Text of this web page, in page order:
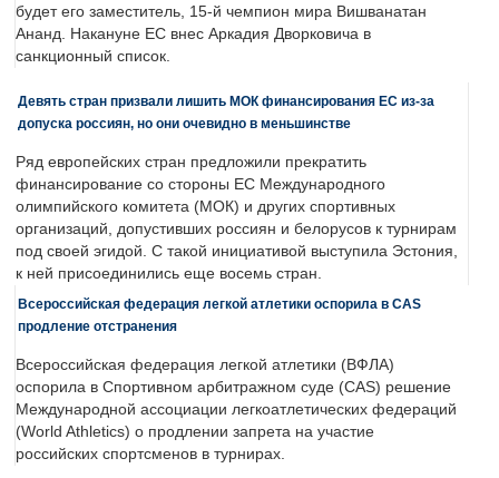
будет его заместитель, 15-й чемпион мира Вишванатан
Ананд. Накануне ЕС внес Аркадия Дворковича в
санкционный список.
Девять стран призвали лишить МОК финансирования ЕС из-за
допуска россиян, но они очевидно в меньшинстве
Ряд европейских стран предложили прекратить
финансирование со стороны ЕС Международного
олимпийского комитета (МОК) и других спортивных
организаций, допустивших россиян и белорусов к турнирам
под своей эгидой. С такой инициативой выступила Эстония,
к ней присоединились еще восемь стран.
Всероссийская федерация легкой атлетики оспорила в CAS
продление отстранения
Всероссийская федерация легкой атлетики (ВФЛА)
оспорила в Спортивном арбитражном суде (CAS) решение
Международной ассоциации легкоатлетических федераций
(World Athletics) о продлении запрета на участие
российских спортсменов в турнирах.